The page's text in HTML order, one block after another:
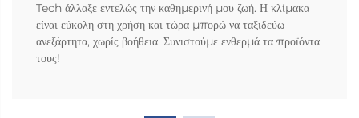
Tech άλλαξε εντελώς την καθημερινή μου ζωή. Η κλίμακα
είναι εύκολη στη χρήση και τώρα μπορώ να ταξιδεύω
ανεξάρτητα, χωρίς βοήθεια. Συνιστούμε ενθερμά τα προϊόντα
τους!